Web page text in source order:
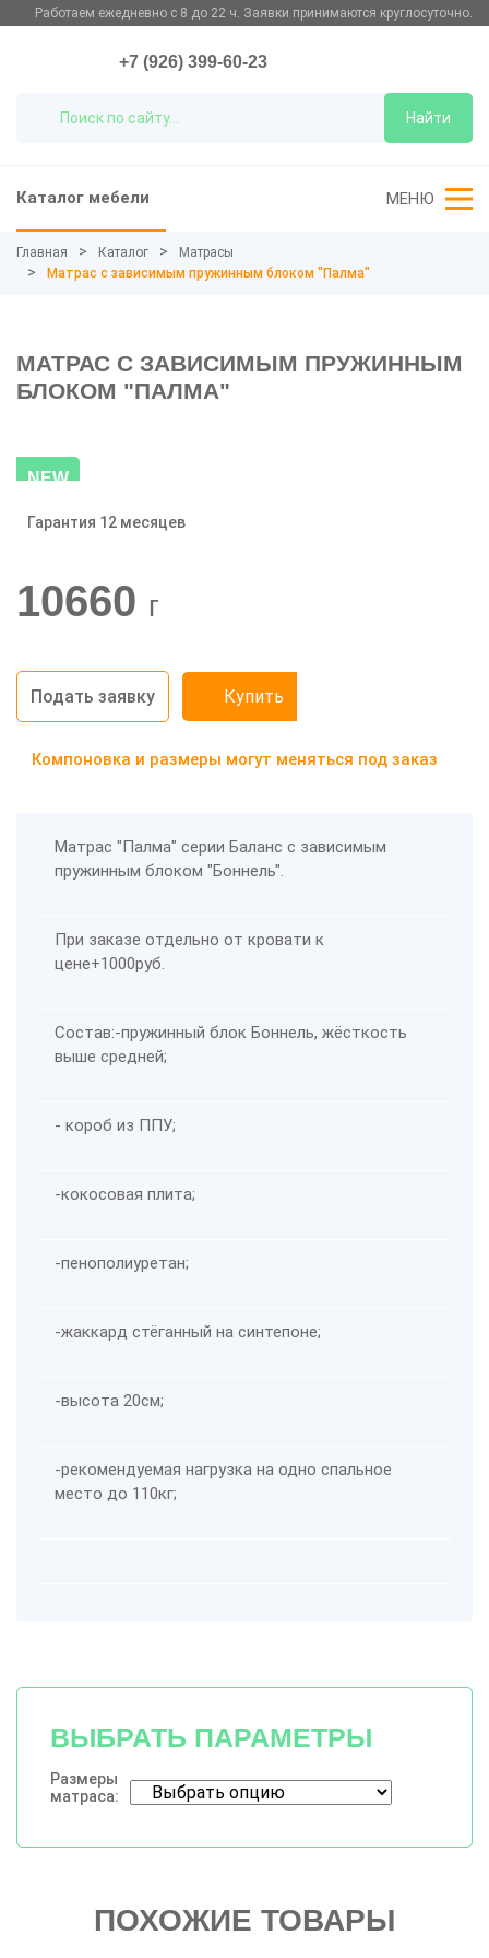
Работаем ежедневно с 8 до 22 ч. Заявки принимаются круглосуточно.
Найти
+7 (926) 399-60-23
Каталог мебели МЕНЮ
Главная Каталог
Матрасы
Матрас с зависимым пружинным блоком "Палма"
МАТРАС С ЗАВИСИМЫМ ПРУЖИННЫМ
БЛОКОМ "ПАЛМА"
NEW
-20%
Гарантия 12 месяцев
10660 г
Подать заявку Купить
Компоновка и размеры могут меняться под заказ
Матрас "Палма" серии Баланс с зависимым
пружинным блоком "Боннель".
При заказе отдельно от кровати к
цене+1000руб.
Состав:-пружинный блок Боннель, жёсткость
выше средней;
- короб из ППУ;
-кокосовая плита;
-пенополиуретан;
-жаккард стёганный на синтепоне;
-высота 20см;
-рекомендуемая нагрузка на одно спальное
место до 110кг;
ВЫБРАТЬ ПАРАМЕТРЫ
Размеры
матраса:
ПОХОЖИЕ ТОВАРЫ